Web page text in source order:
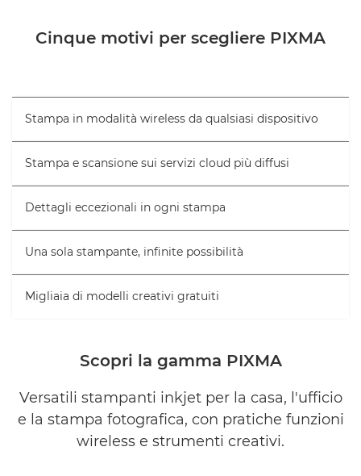
Domande frequenti
Cinque motivi per scegliere PIXMA
Stampa in modalità wireless da qualsiasi dispositivo
Stampa e scansione sui servizi cloud più diffusi
Dettagli eccezionali in ogni stampa
Una sola stampante, infinite possibilità
Migliaia di modelli creativi gratuiti
Scopri la gamma PIXMA
Versatili stampanti inkjet per la casa, l'ufficio
e la stampa fotografica, con pratiche funzioni
wireless e strumenti creativi.